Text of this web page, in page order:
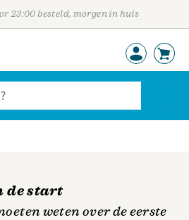
23:00 besteld, morgen in huis
de start
weten over de eerste